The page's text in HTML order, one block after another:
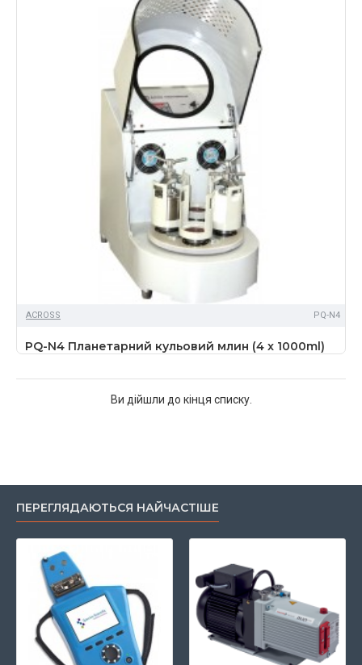
ACROSS PQ-N4
PQ-N4 Планетарний кульовий млин (4 x 1000ml)
Ви дійшли до кінця списку.
ПЕРЕГЛЯДАЮТЬСЯ НАЙЧАСТІШЕ